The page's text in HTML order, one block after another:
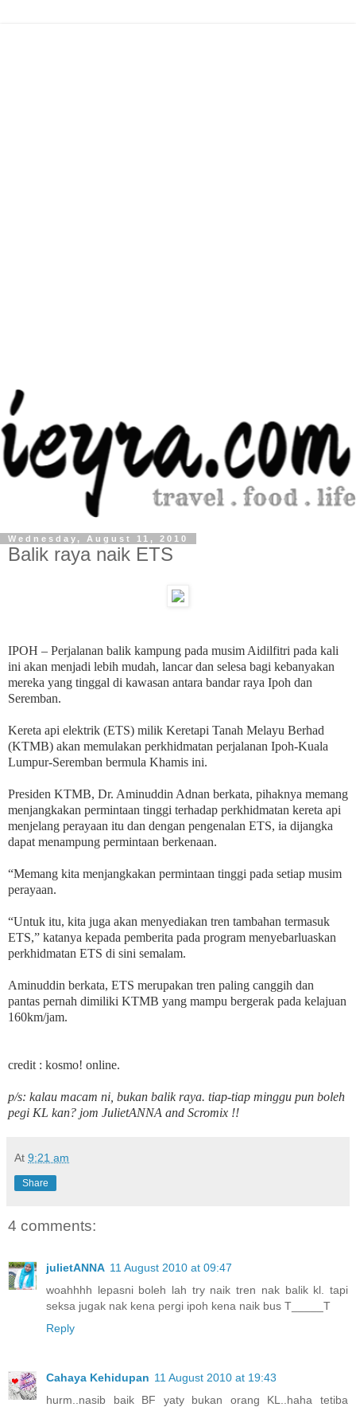
Wednesday, August 11, 2010
Balik raya naik ETS
IPOH – Perjalanan balik kampung pada musim Aidilfitri pada kali
ini akan menjadi lebih mudah, lancar dan selesa bagi kebanyakan
mereka yang tinggal di kawasan antara bandar raya Ipoh dan
Seremban.
Kereta api elektrik (ETS) milik Keretapi Tanah Melayu Berhad
(KTMB) akan memulakan perkhidmatan perjalanan Ipoh-Kuala
Lumpur-Seremban bermula Khamis ini.
Presiden KTMB, Dr. Aminuddin Adnan berkata, pihaknya memang
menjangkakan permintaan tinggi terhadap perkhidmatan kereta api
menjelang perayaan itu dan dengan pengenalan ETS, ia dijangka
dapat menampung permintaan berkenaan.
“Memang kita menjangkakan permintaan tinggi pada setiap musim
perayaan.
“Untuk itu, kita juga akan menyediakan tren tambahan termasuk
ETS,” katanya kepada pemberita pada program menyebarluaskan
perkhidmatan ETS di sini semalam.
Aminuddin berkata, ETS merupakan tren paling canggih dan
pantas pernah dimiliki KTMB yang mampu bergerak pada kelajuan
160km/jam.
credit : kosmo! online.
p/s: kalau macam ni, bukan balik raya. tiap-tiap minggu pun boleh
pegi KL kan? jom JulietANNA and Scromix !!
At 9:21 am
Share
4 comments:
julietANNA 11 August 2010 at 09:47
woahhhh lepasni boleh lah try naik tren nak balik kl. tapi
seksa jugak nak kena pergi ipoh kena naik bus T_____T
Reply
Cahaya Kehidupan 11 August 2010 at 19:43
hurm..nasib baik BF yaty bukan orang KL..haha tetiba